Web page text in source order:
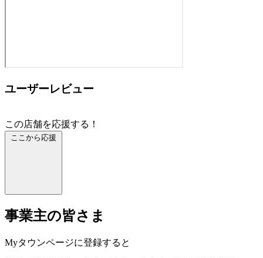
ユーザーレビュー
この店舗を応援する！
ここから応援
事業主の皆さま
Myタウンページに登録すると